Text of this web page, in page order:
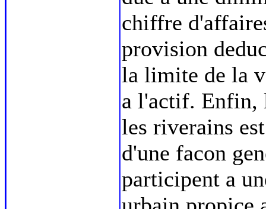
chiffre
provision
la limite de la
a l'actif. Enfin,
les riverains
d'une facon
participent a